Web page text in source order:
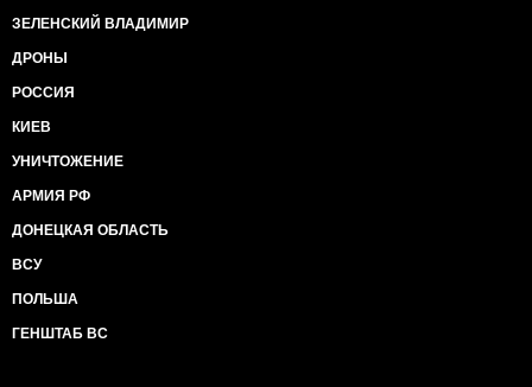
ЗЕЛЕНСКИЙ ВЛАДИМИР
ДРОНЫ
РОССИЯ
КИЕВ
УНИЧТОЖЕНИЕ
АРМИЯ РФ
ДОНЕЦКАЯ ОБЛАСТЬ
ВСУ
ПОЛЬША
ГЕНШТАБ ВС